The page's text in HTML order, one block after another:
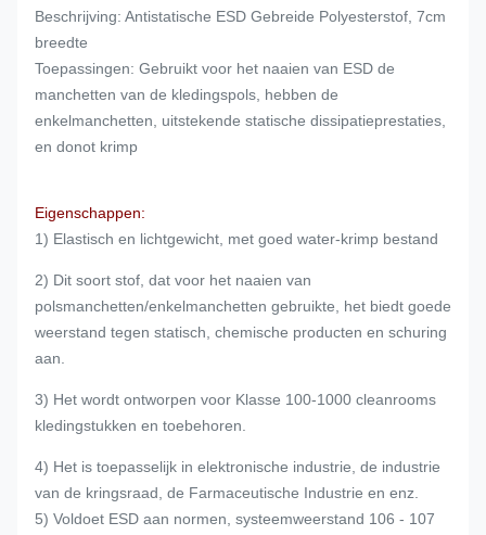
Beschrijving: Antistatische ESD Gebreide Polyesterstof, 7cm
breedte
Toepassingen: Gebruikt voor het naaien van ESD de
manchetten van de kledingspols, hebben de
enkelmanchetten, uitstekende statische dissipatieprestaties,
en donot krimp
Eigenschappen:
1) Elastisch en lichtgewicht, met goed water-krimp bestand
2) Dit soort stof, dat voor het naaien van
polsmanchetten/enkelmanchetten gebruikte, het biedt goede
weerstand tegen statisch, chemische producten en schuring
aan.
3) Het wordt ontworpen voor Klasse 100-1000 cleanrooms
kledingstukken en toebehoren.
4) Het is toepasselijk in elektronische industrie, de industrie
van de kringsraad, de Farmaceutische Industrie en enz.
5) Voldoet ESD aan normen, systeemweerstand 106 - 107